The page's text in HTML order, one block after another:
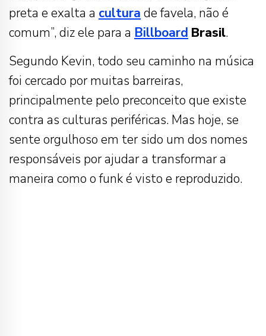
preta e exalta a cultura de favela, não é
comum”, diz ele para a Billboard Brasil.
Segundo Kevin, todo seu caminho na música
foi cercado por muitas barreiras,
principalmente pelo preconceito que existe
contra as culturas periféricas. Mas hoje, se
sente orgulhoso em ter sido um dos nomes
responsáveis por ajudar a transformar a
maneira como o funk é visto e reproduzido.